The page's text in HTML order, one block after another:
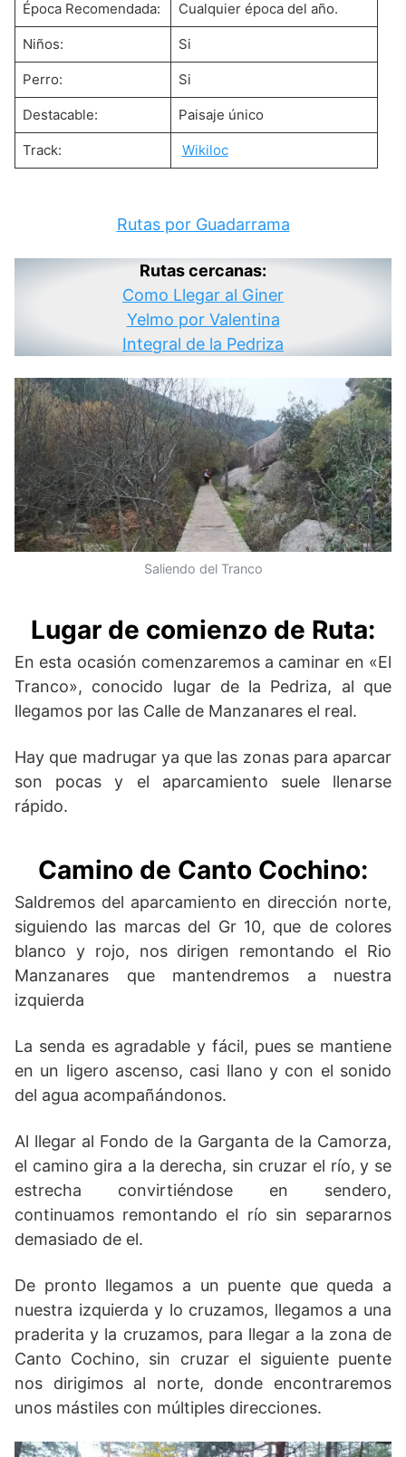
Época Recomendada: Cualquier época del año.
Niños: Si
Perro: Si
Destacable: Paisaje único
Track: Wikiloc
Rutas por Guadarrama
Rutas cercanas:
Como Llegar al Giner
Yelmo por Valentina
Integral de la Pedriza
Saliendo del Tranco
Lugar de comienzo de Ruta:
En esta ocasión comenzaremos a caminar en «El
Tranco», conocido lugar de la Pedriza, al que
llegamos por las Calle de Manzanares el real.
Hay que madrugar ya que las zonas para aparcar
son pocas y el aparcamiento suele llenarse
rápido.
Camino de Canto Cochino:
Saldremos del aparcamiento en dirección norte,
siguiendo las marcas del Gr 10, que de colores
blanco y rojo, nos dirigen remontando el Rio
Manzanares que mantendremos a nuestra
izquierda
La senda es agradable y fácil, pues se mantiene
en un ligero ascenso, casi llano y con el sonido
del agua acompañándonos.
Al llegar al Fondo de la Garganta de la Camorza,
el camino gira a la derecha, sin cruzar el río, y se
estrecha convirtiéndose en sendero,
continuamos remontando el río sin separarnos
demasiado de el.
De pronto llegamos a un puente que queda a
nuestra izquierda y lo cruzamos, llegamos a una
praderita y la cruzamos, para llegar a la zona de
Canto Cochino, sin cruzar el siguiente puente
nos dirigimos al norte, donde encontraremos
unos mástiles con múltiples direcciones.